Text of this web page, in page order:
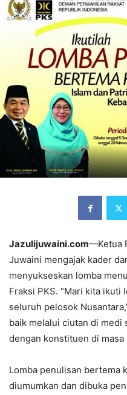
Jazulijuwaini.com—Ketua
Juwaini mengajak kader
menyukseskan lomba
Fraksi PKS. “Mari kita ikuti
seluruh pelosok
baik melalui ciutan di medi
dengan konstituen di masa
Lomba penulisan bertema
diumumkan dan dibuka